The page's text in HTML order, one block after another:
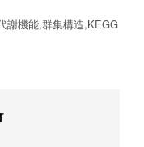
謝機能,群集構造,KEGG